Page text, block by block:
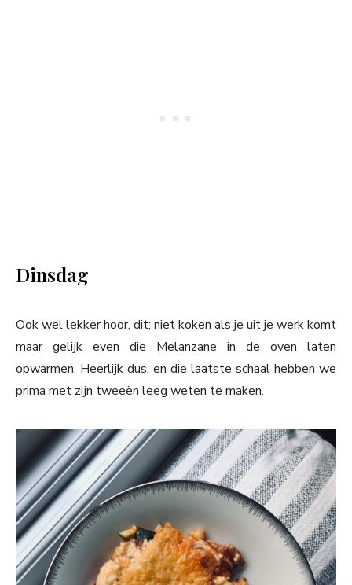
Dinsdag
Ook wel lekker hoor, dit; niet koken als je uit je werk komt
maar gelijk even die Melanzane in de oven laten
opwarmen. Heerlijk dus, en die laatste schaal hebben we
prima met zijn tweeën leeg weten te maken.